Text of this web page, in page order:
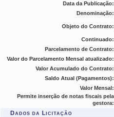
Data da Publicação:
Denominação:
Objeto do Contrato:
Continuado:
Parcelamento de Contrato:
Valor do Parcelamento Mensal atualizado:
Valor Acumulado do Contrato:
Saldo Atual (Pagamentos):
Valor Mensal:
Permite inserção de notas fiscais pela
gestora:
Dados da Licitação